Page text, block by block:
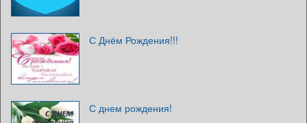
С Днём Рождения!!!
С днем рождения!